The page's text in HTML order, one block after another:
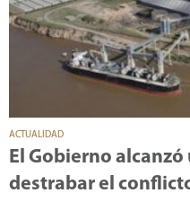
ACTUALIDAD
El Gobierno
destrabar el